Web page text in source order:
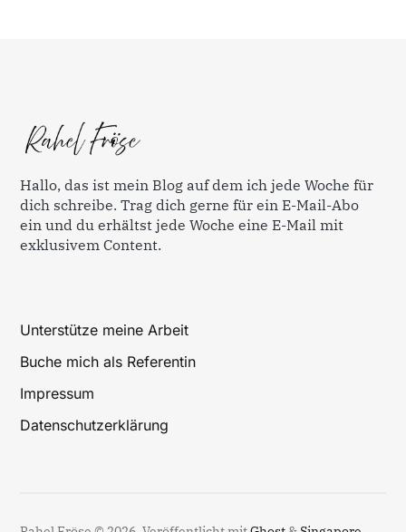
Hallo, das ist mein Blog auf dem ich jede Woche für
dich schreibe. Trag dich gerne für ein E-Mail-Abo
ein und du erhältst jede Woche eine E-Mail mit
exklusivem Content.
Unterstütze meine Arbeit
Buche mich als Referentin
Impressum
Datenschutzerklärung